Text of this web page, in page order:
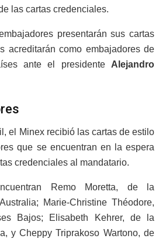
las cartas credenciales.
presentarán sus cartas
acreditarán como embajadores de
ante el presidente Alejandro
el Minex recibió las cartas de estilo
que se encuentran en la espera
credenciales al mandatario.
Remo Moretta, de la
Marie-Christine Théodore,
Bajos; Elisabeth Kehrer, de la
y Cheppy Triprakoso Wartono, de